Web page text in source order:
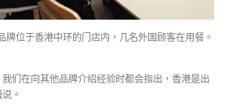
位于香港中环的门店内，几名外国顾客在用餐。
们在向其他品牌介绍经验时都会指出，香港是出
。